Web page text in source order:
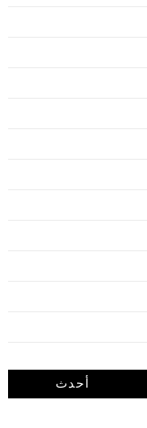
أحدث